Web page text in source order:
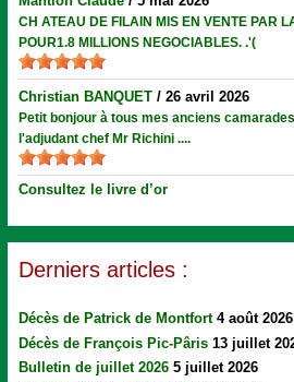
CH ATEAU DE FILAIN MIS EN VENTE PAR
POUR1.8 MILLIONS NEGOCIABLES. .'(
Christian BANQUET /26 avril 2026
Petit bonjour à tous mes anciens
l'adjudant chef Mr Richini ....
Consultez le livre d’or
Derniers articles :
Décès de Patrick de Montfort 4 août 2026
Décès de François Pic-Pâris 13 juillet
Bulletin de juillet 2026 5 juillet 2026